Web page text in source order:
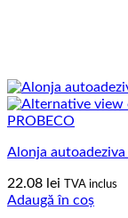
Alonja
22.08 lei TVA inclus
Adaugă în coș